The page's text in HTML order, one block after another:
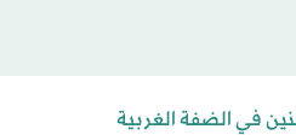
في الضفة الغربية